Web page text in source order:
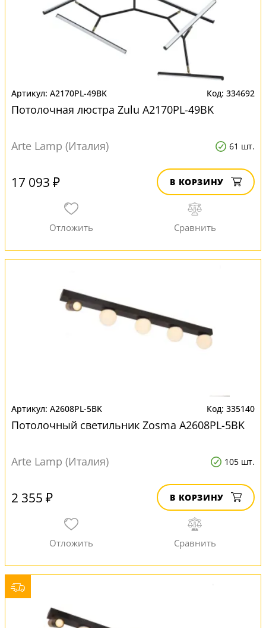
A2170PL-49BK 334692
Потолочная люстра Zulu A2170PL-49BK
Arte Lamp (Италия) 61 шт.
17 093 ₽ В КОРЗИНУ
A2608PL-5BK 335140
Потолочный светильник Zosma A2608PL-5BK
Arte Lamp (Италия) 105 шт.
2 355 ₽ В КОРЗИНУ